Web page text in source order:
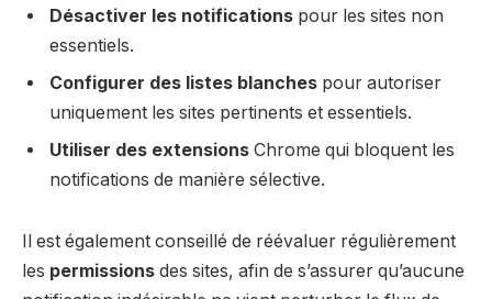
Désactiver les notifications pour les sites non
essentiels.
Configurer des listes blanches pour autoriser
uniquement les sites pertinents et essentiels.
Utiliser des extensions Chrome qui bloquent les
notifications de manière sélective.
Il est également conseillé de réévaluer régulièrement
les permissions des sites, afin de s’assurer qu’aucune